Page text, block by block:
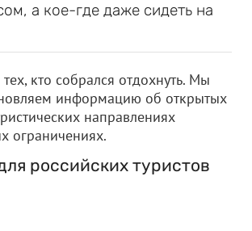
а кое-где даже сидеть на
тех, кто собрался отдохнуть. Мы
информацию об открытых
направлениях
ограничениях.
российских туристов